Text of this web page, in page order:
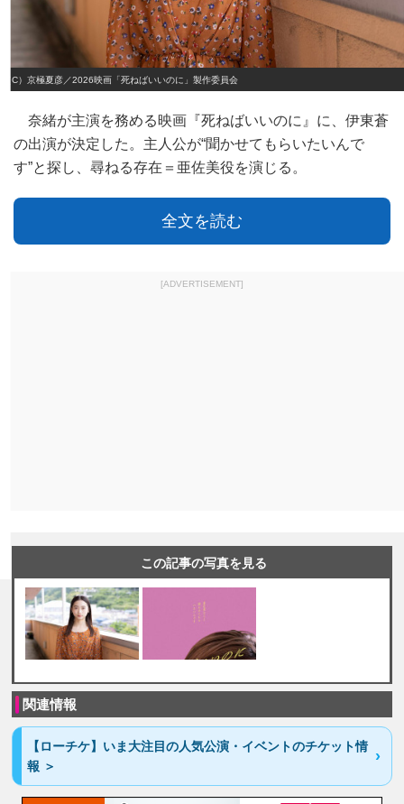
（C）京極夏彦／2026映画「死ねばいいのに」製作委員会
奈緒が主演を務める映画『死ねばいいのに』に、伊東蒼
の出演が決定した。主人公が“聞かせてもらいたいんで
す”と探し、尋ねる存在＝亜佐美役を演じる。
全文を読む
[ADVERTISEMENT]
この記事の写真を見る
関連情報
【ローチケ】いま大注目の人気公演・イベントのチケット情
報 ＞